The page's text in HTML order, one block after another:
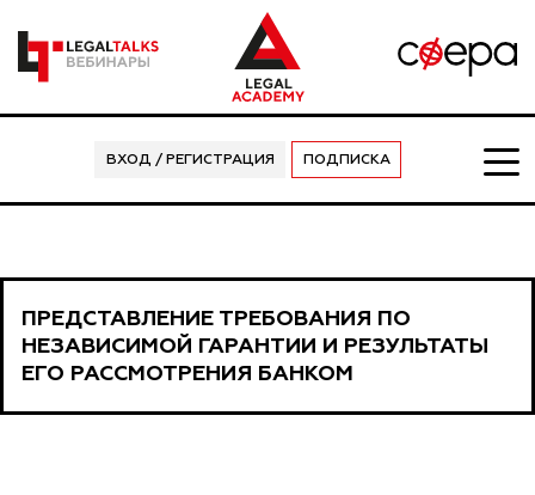
ВХОД / РЕГИСТРАЦИЯ ПОДПИСКА
ПРЕДСТАВЛЕНИЕ ТРЕБОВАНИЯ ПО
НЕЗАВИСИМОЙ ГАРАНТИИ И РЕЗУЛЬТАТЫ
ЕГО РАССМОТРЕНИЯ БАНКОМ